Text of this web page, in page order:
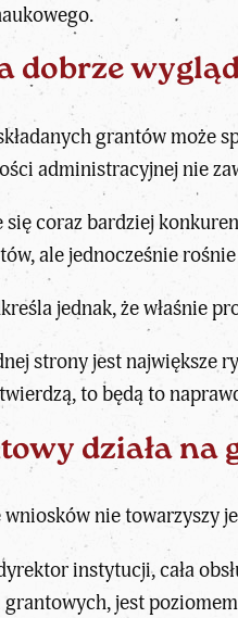
dobrze
grantów może
administracyjnej nie
coraz bardziej
ale jednocześnie
jednak, że właśnie
strony jest największe
to będą to
działa
nie towarzyszy
instytucji, cała
jest